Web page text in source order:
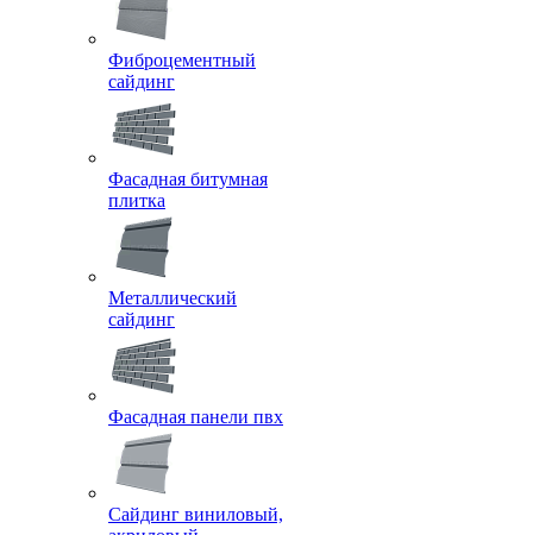
Фиброцементный
сайдинг
Фасадная битумная
плитка
Металлический
сайдинг
Фасадная панели пвх
Сайдинг виниловый,